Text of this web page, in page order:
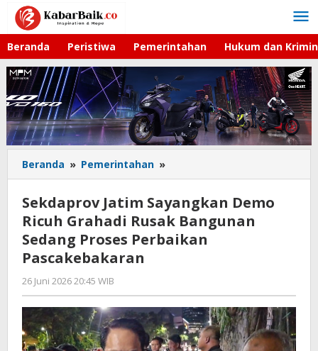
Lewati
konten
Beranda Peristiwa Pemerintahan Hukum dan
Beranda » Pemerintahan »
Jatim
Sayangkan
Demo
Ricuh
Grahadi
Proses
Perbaikan
Pascakebakaran
Sekdaprov Jatim Sayangkan Demo
Ricuh Grahadi Rusak Bangunan
Sedang Proses Perbaikan
Pascakebakaran
26 Juni 2026 20:45 WIB
Imam
WD